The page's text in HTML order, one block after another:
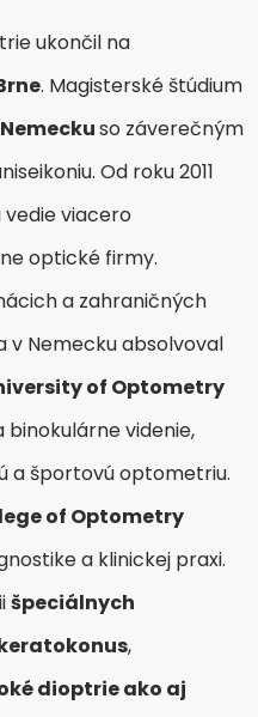
ukončil na
. Magisterské štúdium
so záverečným
Od roku 2011
viacero
optické firmy.
a zahraničných
v Nemecku absolvoval
of Optometry
binokulárne videnie,
a športovú optometriu.
of Optometry
a klinickej praxi.
špeciálnych
,
dioptrie ako aj